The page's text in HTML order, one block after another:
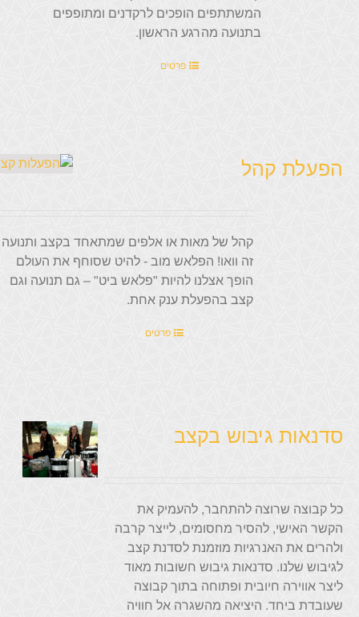
המשתתפים הופכים לרקדנים ומתופפים
בתנועה מהרגע הראשון.
פרטים
הפעלת קהל
קהל של מאות או אלפים שמתאחד בקצב ותנועה
זה וואו! הפלאש מוב - להיט שסוחף את העולם
הופך אצלנו להיות "פלאש ביט" – גם תנועה וגם
קצב בהפעלת ענק אחת.
פרטים
סדנאות גיבוש בקצב
כל קבוצה שרוצה להתחבר, להעמיק את
הקשר האישי, להסיר מחסומים, לייצר קרבה
ולהרים את האנרגיות מוזמנת לסדנת קצב
לגיבוש שלנו. סדנאות גיבוש חשובות מאוד
ליצר אווירה חיובית ופתוחה בתוך קבוצה
שעובדת ביחד. היציאה מהשגרה אל חוויה